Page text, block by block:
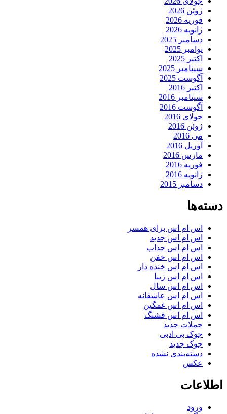
ژوئن 2026
فوریه 2026
ژانویه 2026
دسامبر 2025
نوامبر 2025
اکتبر 2025
سپتامبر 2025
آگوست 2025
اکتبر 2016
سپتامبر 2016
آگوست 2016
جولای 2016
ژوئن 2016
می 2016
آوریل 2016
مارس 2016
فوریه 2016
ژانویه 2016
دسامبر 2015
دسته‌ها
اس ام اس برای همسر
اس ام اس جدید
اس ام اس جذاب
اس ام اس خفن
اس ام اس خنده دار
اس ام اس زیبا
اس ام اس سال
اس ام اس عاشقانه
اس ام اس غمگین
اس ام اس قشنگ
جملات جدید
جوک بی ادبی
جوک جدید
دسته‌بندی نشده
عکس
اطلاعات
ورود